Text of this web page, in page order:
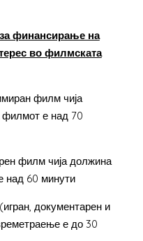
финансирање на
во филмската
филм чија
е над 70
филм чија должина
над 60 минути
документарен и
е до 30